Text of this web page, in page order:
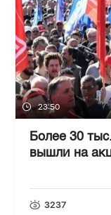
23:50
Более 30
вышли на
3237